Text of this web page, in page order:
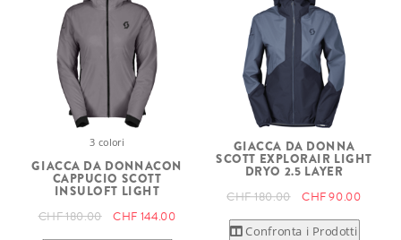
3 colori
GIACCA DA DONNACON
CAPPUCIO SCOTT
INSULOFT LIGHT
CHF 180.00 CHF 144.00
GIACCA DA DONNA
SCOTT EXPLORAIR LIGHT
DRYO 2.5 LAYER
CHF 180.00 CHF 90.00
Confronta i Prodotti